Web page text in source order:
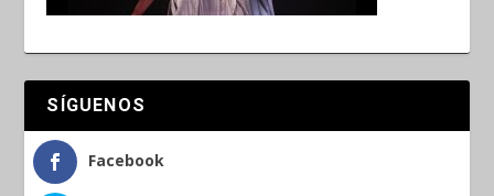
SÍGUENOS
Facebook